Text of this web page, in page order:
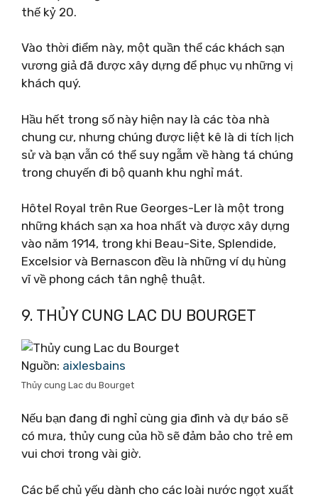
thế kỷ 20.
Vào thời điểm này, một quần thể các khách sạn
vương giả đã được xây dựng để phục vụ những vị
khách quý.
Hầu hết trong số này hiện nay là các tòa nhà
chung cư, nhưng chúng được liệt kê là di tích lịch
sử và bạn vẫn có thể suy ngẫm về hàng tá chúng
trong chuyến đi bộ quanh khu nghỉ mát.
Hôtel Royal trên Rue Georges-Ler là một trong
những khách sạn xa hoa nhất và được xây dựng
vào năm 1914, trong khi Beau-Site, Splendide,
Excelsior và Bernascon đều là những ví dụ hùng
vĩ về phong cách tân nghệ thuật.
9. THỦY CUNG LAC DU BOURGET
Nguồn: aixlesbains
Thủy cung Lac du Bourget
Nếu bạn đang đi nghỉ cùng gia đình và dự báo sẽ
có mưa, thủy cung của hồ sẽ đảm bảo cho trẻ em
vui chơi trong vài giờ.
Các bể chủ yếu dành cho các loài nước ngọt xuất